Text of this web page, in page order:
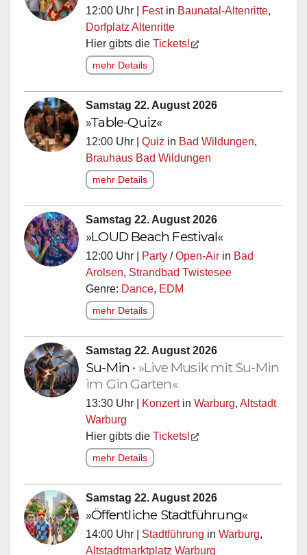
12:00 Uhr | Festin Baunatal-Altenritte,
Dorfplatz Altenritte
Hier gibts die Tickets!
mehr Details
Samstag 22. August 2026
»Table-Quiz«
12:00 Uhr | Quiz in Bad Wildungen,
Brauhaus Bad Wildungen
mehr Details
Samstag 22. August 2026
»LOUD Beach Festival«
12:00 Uhr | Party /Open-Air in Bad
Arolsen, Strandbad Twistesee
Genre: Dance, EDM
mehr Details
Samstag 22. August 2026
Su-Min • »Live Musik mit Su-Min
im Gin Garten«
13:30 Uhr | Konzertin Warburg, Altstadt
Warburg
Hier gibts die Tickets!
mehr Details
Samstag 22. August 2026
»Öffentliche Stadtführung«
14:00 Uhr | Stadtführung in Warburg,
Altstadtmarktplatz Warburg